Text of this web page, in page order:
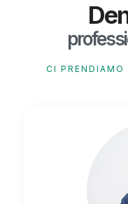
CI PRENDIAMO